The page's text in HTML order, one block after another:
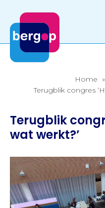
Home »
Terugblik congres
Terugblik
wat werkt?’